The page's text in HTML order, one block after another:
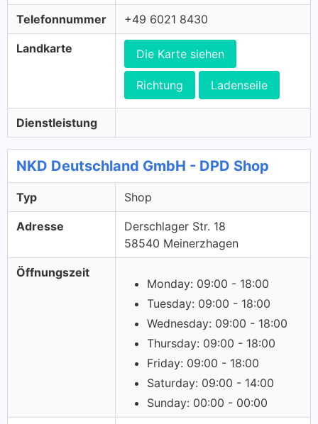
Telefonnummer +49 6021 8430
Landkarte Die Karte siehen
Richtung Ladenseile
Dienstleistung
NKD Deutschland GmbH - DPD Shop
Typ Shop
Adresse
Derschlager Str. 18
58540 Meinerzhagen
Öffnungszeit
Monday: 09:00 - 18:00
Tuesday: 09:00 - 18:00
Wednesday: 09:00 - 18:00
Thursday: 09:00 - 18:00
Friday: 09:00 - 18:00
Saturday: 09:00 - 14:00
Sunday: 00:00 - 00:00